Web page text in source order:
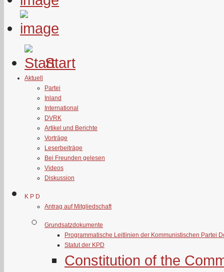
Start
Aktuell
Partei
Inland
International
DVRK
Artikel und Berichte
Vorträge
Leserbeiträge
Bei Freunden gelesen
Videos
Diskussion
K P D
Antrag auf Mitgliedschaft
Grundsatzdokumente
Programmatische Leitlinien der Kommunistischen Partei
Statut der KPD
Constitution of the